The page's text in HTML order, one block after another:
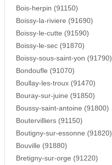
Bois-herpin (91150)
Boissy-la-riviere (91690)
Boissy-le-cutte (91590)
Boissy-le-sec (91870)
Boissy-sous-saint-yon (91790)
Bondoufle (91070)
Boullay-les-troux (91470)
Bouray-sur-juine (91850)
Boussy-saint-antoine (91800)
Boutervilliers (91150)
Boutigny-sur-essonne (91820)
Bouville (91880)
Bretigny-sur-orge (91220)